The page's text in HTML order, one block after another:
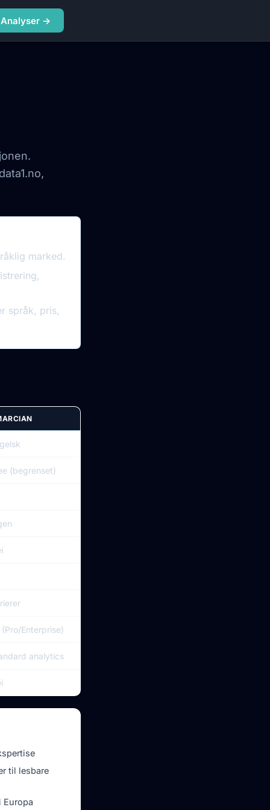
Analyser →
marked.
språk, pris,
(begrenset)
Enterprise)
analytics
til lesbare
Europa